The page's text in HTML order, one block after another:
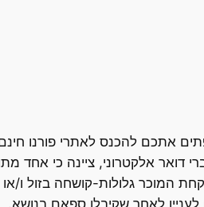
להכנס לאתרי פורנו
מרקחת המוכר גלולות-קושחה בזול